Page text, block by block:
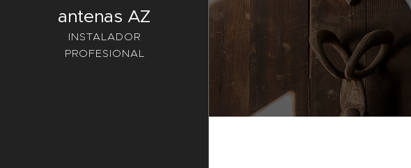
antenas AZ
INSTALADOR
PROFESIONAL